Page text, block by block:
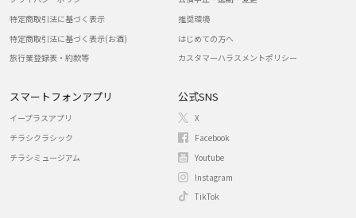
特定商取引法に基づく表示
特定商取引法に基づく表示(お酒)
旅行業登録表・約款等
推奨環境
はじめての方へ
カスタマーハラスメントポリシー
スマートフォンアプリ
イープラスアプリ
チラシクラシック
チラシミュージアム
公式SNS
X
Facebook
Youtube
Instagram
TikTok